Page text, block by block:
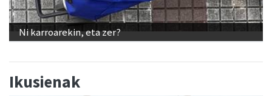
Ni karroarekin, eta zer?
Ikusienak